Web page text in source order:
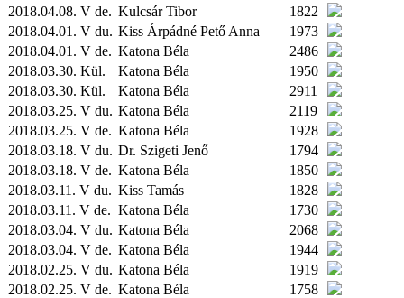
2018.04.08. V de. Kulcsár Tibor
1822
2018.04.01. V du. Kiss Árpádné Pető Anna
1973
2018.04.01. V de. Katona Béla
2486
2018.03.30. Kül. Katona Béla
1950
2018.03.30. Kül. Katona Béla
2911
2018.03.25. V du. Katona Béla
2119
2018.03.25. V de. Katona Béla
1928
2018.03.18. V du. Dr. Szigeti Jenő
1794
2018.03.18. V de. Katona Béla
1850
2018.03.11. V du. Kiss Tamás
1828
2018.03.11. V de. Katona Béla
1730
2018.03.04. V du. Katona Béla
2068
2018.03.04. V de. Katona Béla
1944
2018.02.25. V du. Katona Béla
1919
2018.02.25. V de. Katona Béla
1758